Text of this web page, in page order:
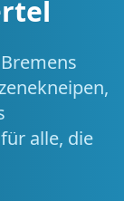
alle, die